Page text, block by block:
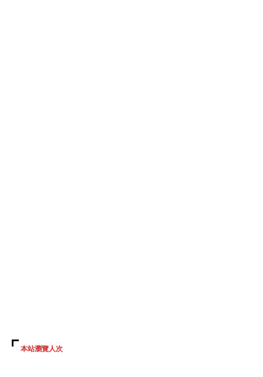
本站瀏覽人次